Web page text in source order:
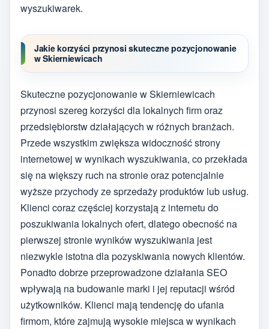
wyszukiwarek.
Jakie korzyści przynosi skuteczne pozycjonowanie
w Skierniewicach
Skuteczne pozycjonowanie w Skierniewicach
przynosi szereg korzyści dla lokalnych firm oraz
przedsiębiorstw działających w różnych branżach.
Przede wszystkim zwiększa widoczność strony
internetowej w wynikach wyszukiwania, co przekłada
się na większy ruch na stronie oraz potencjalnie
wyższe przychody ze sprzedaży produktów lub usług.
Klienci coraz częściej korzystają z internetu do
poszukiwania lokalnych ofert, dlatego obecność na
pierwszej stronie wyników wyszukiwania jest
niezwykle istotna dla pozyskiwania nowych klientów.
Ponadto dobrze przeprowadzone działania SEO
wpływają na budowanie marki i jej reputacji wśród
użytkowników. Klienci mają tendencję do ufania
firmom, które zajmują wysokie miejsca w wynikach